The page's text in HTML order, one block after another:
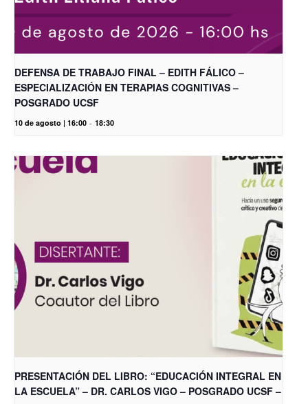
DEFENSA DE TRABAJO FINAL – EDITH FÁLICO –
ESPECIALIZACIÓN EN TERAPIAS COGNITIVAS –
POSGRADO UCSF
10 de agosto | 16:00 - 18:30
PRESENTACIÓN DEL LIBRO: “EDUCACIÓN INTEGRAL EN
LA ESCUELA” – DR. CARLOS VIGO – POSGRADO UCSF –